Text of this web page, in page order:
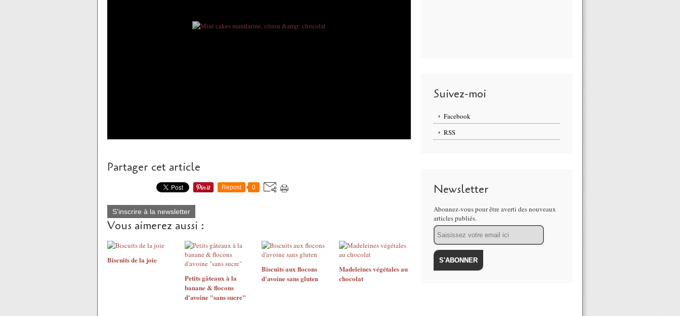
Partager cet article
Repost 0
S'inscrire à la newsletter
Vous aimerez aussi :
Biscuits de la joie
Petits gâteaux à la
banane & flocons
d'avoine "sans sucre"
Biscuits aux flocons
d'avoine sans gluten
Madeleines végétales au
chocolat
Suivez-moi
Facebook
RSS
Newsletter
Abonnez-vous pour être averti des nouveaux
articles publiés.
Email